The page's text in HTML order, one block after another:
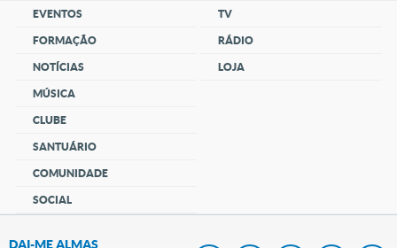
EVENTOS
FORMAÇÃO
NOTÍCIAS
MÚSICA
CLUBE
SANTUÁRIO
COMUNIDADE
SOCIAL
TV
RÁDIO
LOJA
DAI-ME ALMAS